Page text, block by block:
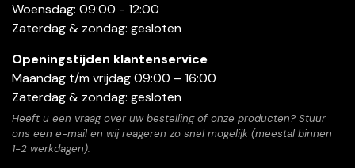
Woensdag: 09:00 - 12:00
Zaterdag & zondag: gesloten
Openingstijden klantenservice
Maandag t/m vrijdag 09:00 – 16:00
Zaterdag & zondag: gesloten
Heeft u een vraag over uw bestelling of onze producten? Stuur
ons een e-mail en wij reageren zo snel mogelijk (meestal binnen
1-2 werkdagen).